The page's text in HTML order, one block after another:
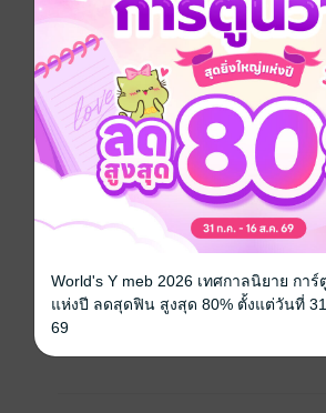
วันที่วางขาย
ความยาว
ราคาปก
เรื่องที่คุณน่าจะสนใจ
World's Y meb 2026 เทศกาลนิยาย กา
แห่งปี ลดสุดฟิน สูงสุด 80% ตั้งแต่วันที่
69